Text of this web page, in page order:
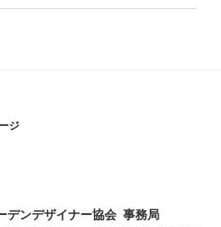
ジ
デンデザイナー協会 事務局